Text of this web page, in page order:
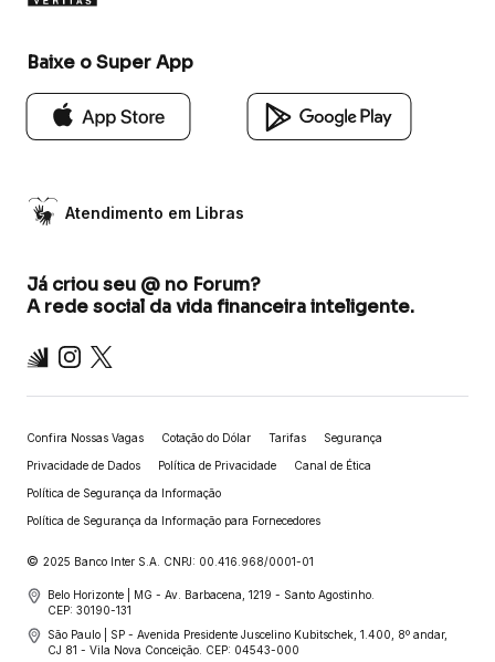
Baixe o Super App
Atendimento em Libras
Já criou seu @ no Forum?
A rede social da vida financeira inteligente.
Inter Instagram
X
Confira Nossas Vagas Cotação do Dólar Tarifas Segurança
Privacidade de Dados Política de Privacidade Canal de Ética
Política de Segurança da Informação
Política de Segurança da Informação para Fornecedores
© 2025 Banco Inter S.A. CNPJ: 00.416.968/0001-01
Belo Horizonte | MG - Av. Barbacena, 1219 - Santo Agostinho.
CEP: 30190-131
São Paulo | SP - Avenida Presidente Juscelino Kubitschek, 1.400, 8º andar,
CJ 81 - Vila Nova Conceição. CEP: 04543-000